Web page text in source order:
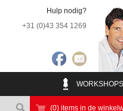
Hulp nodig?
+31 (0)43 354 1269
WORKSHOPS
(0) items in de